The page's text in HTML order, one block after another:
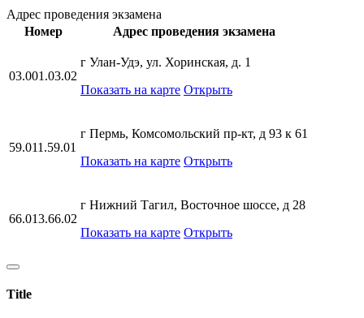
Адрес проведения экзамена
Номер
Адрес проведения экзамена
03.001.03.02
г Улан-Удэ, ул. Хоринская, д. 1
Показать на карте Открыть
59.011.59.01
г Пермь, Комсомольский пр-кт, д 93 к 61
Показать на карте Открыть
66.013.66.02
г Нижний Тагил, Восточное шоссе, д 28
Показать на карте Открыть
Title